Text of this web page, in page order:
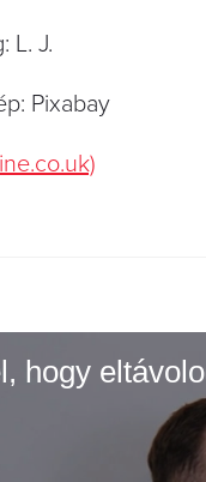
L. J.
Pixabay
hogy